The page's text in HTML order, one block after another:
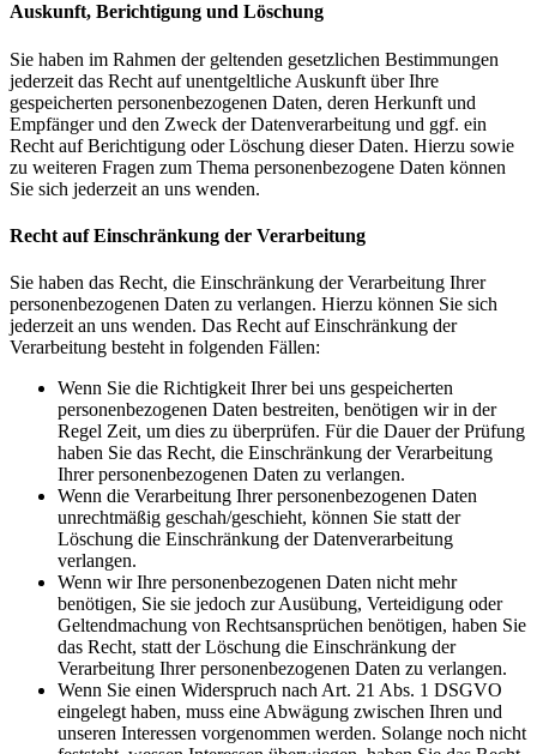
Auskunft, Berichtigung und Löschung
Sie haben im Rahmen der geltenden gesetzlichen Bestimmungen
jederzeit das Recht auf unentgeltliche Auskunft über Ihre
gespeicherten personenbezogenen Daten, deren Herkunft und
Empfänger und den Zweck der Datenverarbeitung und ggf. ein
Recht auf Berichtigung oder Löschung dieser Daten. Hierzu sowie
zu weiteren Fragen zum Thema personenbezogene Daten können
Sie sich jederzeit an uns wenden.
Recht auf Einschränkung der Verarbeitung
Sie haben das Recht, die Einschränkung der Verarbeitung Ihrer
personenbezogenen Daten zu verlangen. Hierzu können Sie sich
jederzeit an uns wenden. Das Recht auf Einschränkung der
Verarbeitung besteht in folgenden Fällen:
Wenn Sie die Richtigkeit Ihrer bei uns gespeicherten
personenbezogenen Daten bestreiten, benötigen wir in der
Regel Zeit, um dies zu überprüfen. Für die Dauer der Prüfung
haben Sie das Recht, die Einschränkung der Verarbeitung
Ihrer personenbezogenen Daten zu verlangen.
Wenn die Verarbeitung Ihrer personenbezogenen Daten
unrechtmäßig geschah/geschieht, können Sie statt der
Löschung die Einschränkung der Datenverarbeitung
verlangen.
Wenn wir Ihre personenbezogenen Daten nicht mehr
benötigen, Sie sie jedoch zur Ausübung, Verteidigung oder
Geltendmachung von Rechtsansprüchen benötigen, haben Sie
das Recht, statt der Löschung die Einschränkung der
Verarbeitung Ihrer personenbezogenen Daten zu verlangen.
Wenn Sie einen Widerspruch nach Art. 21 Abs. 1 DSGVO
eingelegt haben, muss eine Abwägung zwischen Ihren und
unseren Interessen vorgenommen werden. Solange noch nicht